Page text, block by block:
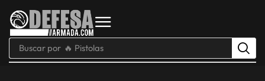
Buscar por 🔥 Pistolas